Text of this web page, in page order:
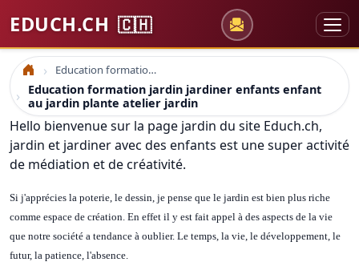
EDUCH.CH 🇨🇭
Accueil Education formation jardin jardiner enfants enfant au jardin plante atelier jardin
Education formation jardin jardiner enfants enfant
au jardin plante atelier jardin
Hello bienvenue sur la page jardin du site Educh.ch,
jardin et jardiner avec des enfants est une super activité
de médiation et de créativité.
Si j'apprécies la poterie, le dessin, je pense que le jardin est bien plus riche
comme espace de création. En effet il y est fait appel à des aspects de la vie
que notre société a tendance à oublier. Le temps, la vie, le développement, le
futur, la patience, l'absence.